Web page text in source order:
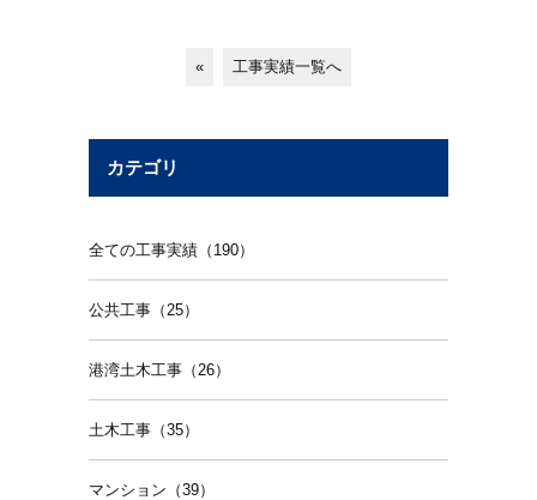
« 工事実績一覧へ
カテゴリ
全ての工事実績（190）
公共工事（25）
港湾土木工事（26）
土木工事（35）
マンション（39）